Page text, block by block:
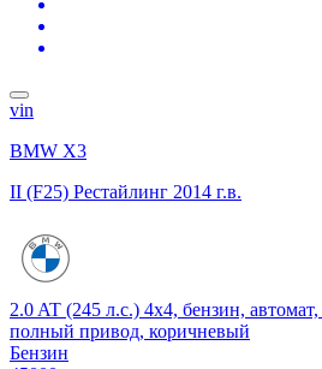
vin
BMW X3
II (F25) Рестайлинг 2014 г.в.
2.0 AT (245 л.с.) 4x4, бензин,
полный привод, коричневый
Бензин